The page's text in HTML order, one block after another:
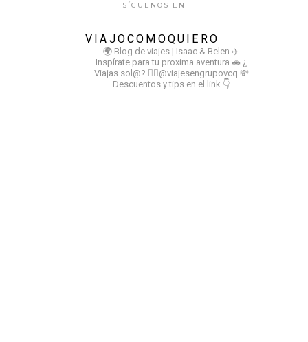
SÍGUENOS EN
VIAJOCOMOQUIERO
🌍 Blog de viajes | Isaac & Belen ✈️
Inspírate para tu proxima aventura 🚗 ¿
Viajas sol@? 👉🏻@viajesengrupovcq 💸
Descuentos y tips en el link 👇